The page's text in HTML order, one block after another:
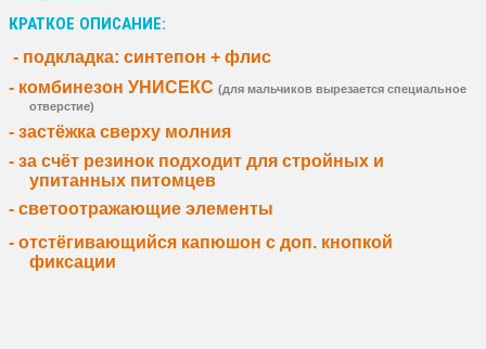
КРАТКОЕ ОПИСАНИЕ:
- подкладка: синтепон + флис
- комбинезон УНИСЕКС (для мальчиков вырезается специальное
отверстие)
- застёжка сверху молния
- за счёт резинок подходит для стройных и
упитанных питомцев
- светоотражающие элементы
- отстёгивающийся капюшон с доп. кнопкой
фиксации